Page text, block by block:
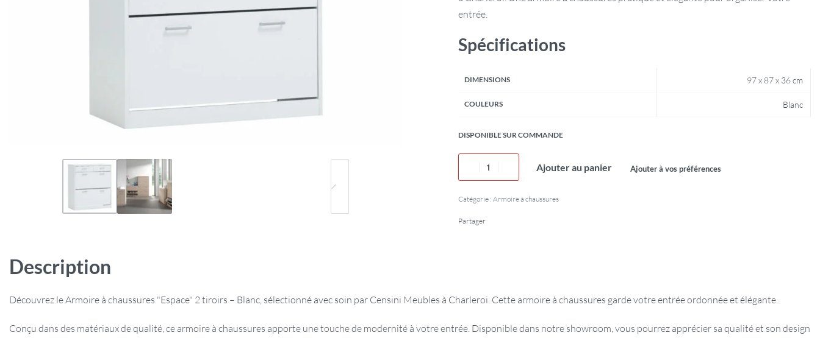
entrée.
Spécifications
DIMENSIONS 97 x 87 x 36 cm
COULEURS Blanc
DISPONIBLE SUR COMMANDE
Ajouter au panier Ajouter à vos préférences
Catégorie : Armoire à chaussures
Partager
Description
Découvrez le Armoire à chaussures "Espace" 2 tiroirs – Blanc, sélectionné avec soin par Censini Meubles à Charleroi. Cette armoire à chaussures garde votre entrée ordonnée et élégante.
Conçu dans des matériaux de qualité, ce armoire à chaussures apporte une touche de modernité à votre entrée. Disponible dans notre showroom, vous pourrez apprécier sa qualité et son design